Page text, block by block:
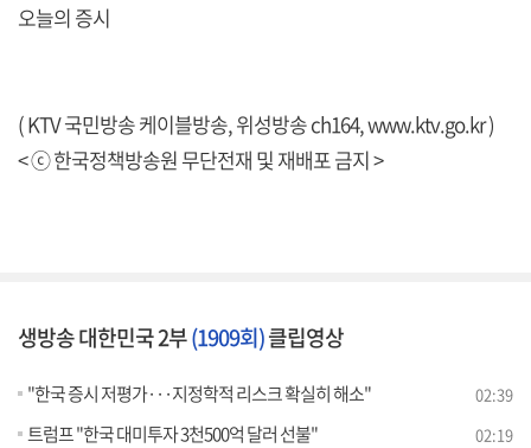
오늘의 증시
( KTV 국민방송 케이블방송, 위성방송 ch164,www.ktv.go.kr)
< ⓒ 한국정책방송원 무단전재 및 재배포 금지 >
생방송 대한민국 2부(1909회)클립영상
"한국 증시 저평가···지정학적 리스크 확실히 해소" 02:39
트럼프 "한국 대미투자 3천500억 달러 선불" 02:19